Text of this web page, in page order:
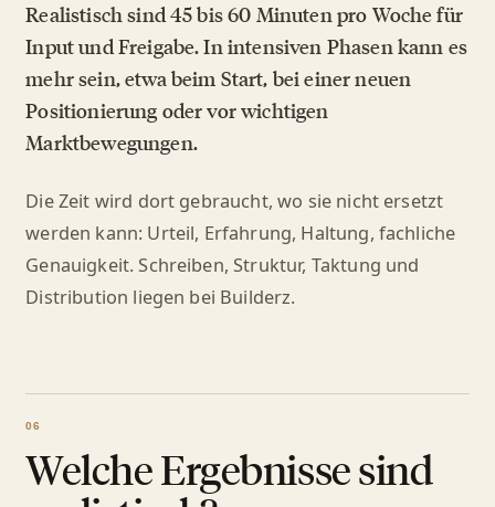
Realistisch sind 45 bis 60 Minuten pro Woche für
Input und Freigabe. In intensiven Phasen kann es
mehr sein, etwa beim Start, bei einer neuen
Positionierung oder vor wichtigen
Marktbewegungen.
Die Zeit wird dort gebraucht, wo sie nicht ersetzt
werden kann: Urteil, Erfahrung, Haltung, fachliche
Genauigkeit. Schreiben, Struktur, Taktung und
Distribution liegen bei Builderz.
Welche Ergebnisse sind